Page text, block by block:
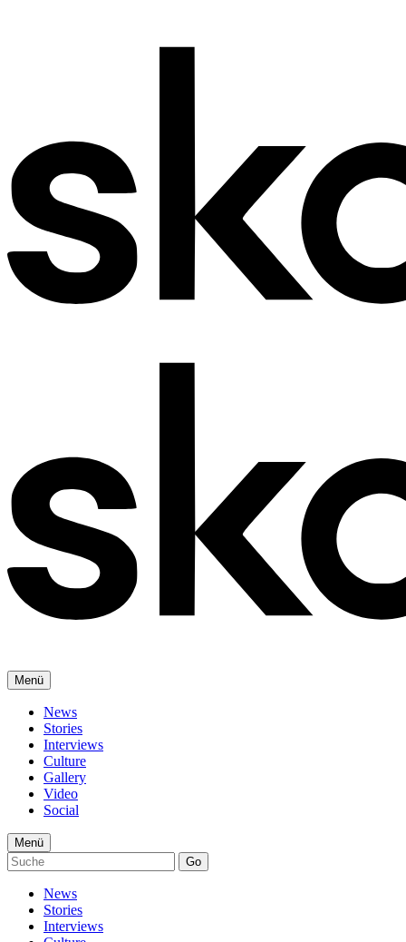
Menü
News
Stories
Interviews
Culture
Gallery
Video
Social
Menü
Go
News
Stories
Interviews